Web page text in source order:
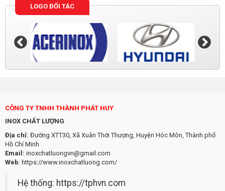
LOGO ĐỐI TÁC
CÔNG TY TNHH THÀNH PHÁT HUY
INOX CHẤT LƯỢNG
Địa chỉ: Đường XTT30, Xã Xuân Thới Thượng, Huyện Hóc Môn, Thành phố
Hồ Chí Minh
Email: inoxchatluongvn@gmail.com
Web: https://www.inoxchatluong.com/
Hệ thống: https://tphvn.com